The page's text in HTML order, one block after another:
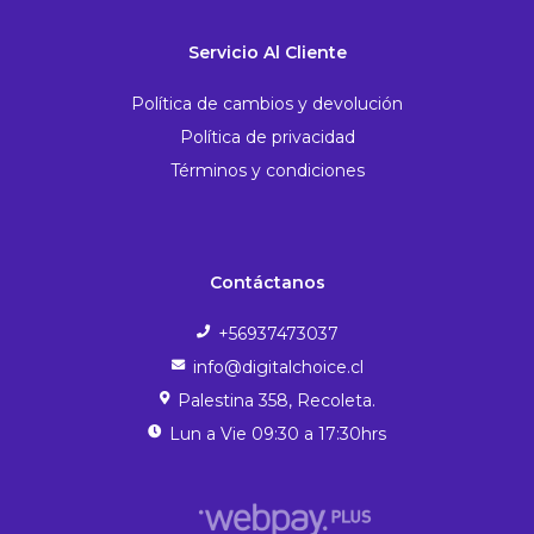
Servicio Al Cliente
Política de cambios y devolución
Política de privacidad
Términos y condiciones
Contáctanos
+56937473037
info@digitalchoice.cl
Palestina 358, Recoleta.
Lun a Vie 09:30 a 17:30hrs